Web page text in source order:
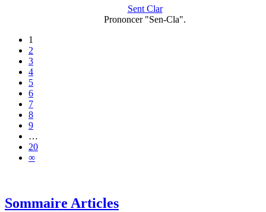
Sent Clar
Prononcer "Sen-Cla".
1
2
3
4
5
6
7
8
9
…
20
∞
Sommaire Articles